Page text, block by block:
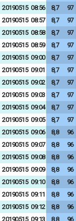
20190515 08:56 8,7 97
20190515 08:57 8,7 97
20190515 08:58 8,7 97
20190515 08:59 8,7 97
20190515 09:00 8,7 97
20190515 09:01 8,7 97
20190515 09:02 8,7 97
20190515 09:03 8,7 97
20190515 09:04 8,7 97
20190515 09:05 8,7 97
20190515 09:06 8,8 96
20190515 09:07 8,8 96
20190515 09:08 8,8 96
20190515 09:09 8,8 96
20190515 09:10 8,8 96
20190515 09:11 8,8 96
20190515 09:12 8,8 96
20190515 09:13 8,8 96